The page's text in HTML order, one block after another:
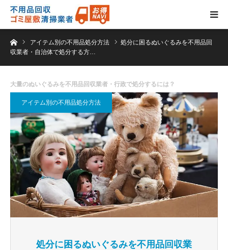
ホームアイテム別の不用品処分方法
処分に困るぬいぐるみを不用品回
収業者・自治体で処分する方…
大量のぬいぐるみを不用品回収業者・行政で処分するには？
アイテム別の不用品処分方法
処分に困るぬいぐるみを不用品回収業